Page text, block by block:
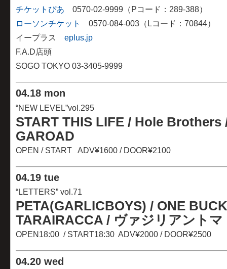
チケットぴあ 0570-02-9999（Pコード：289-388）
ローソンチケット
0570-084-003（Lコード：70844）
イープラス eplus.jp
F.A.D店頭
SOGO TOKYO 03-3405-9999
04.18 mon
“NEW LEVEL”vol.295
START THIS LIFE / Hole Brothers
GAROAD
OPEN / START ADV¥1600 / DOOR¥2100
04.19 tue
“LETTERS” vol.71
PETA(GARLICBOYS) / ONE
TARAIRACCA / ヴァジリアント
OPEN18:00 / START18:30 ADV¥2000 / DOOR¥2500
04.20 wed